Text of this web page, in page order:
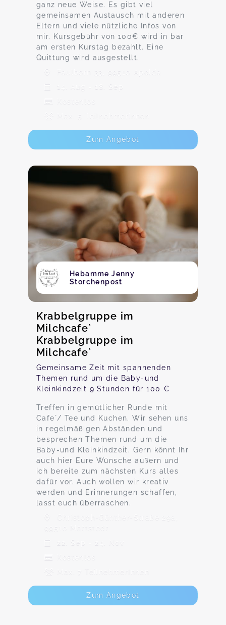
ganz neue Weise. Es gibt viel
gemeinsamen Austausch mit anderen
Eltern und viele nützliche Infos von
mir. Kursgebühr von 100€ wird in bar
am ersten Kurstag bezahlt. Eine
Quittung wird ausgestellt.
Faulborn 33, 99510 Apolda
14. Aug - 18. Sep
Max. 5 TeilnehmerInnen
Zum Angebot
Hebamme Jenny
Storchenpost
Krabbelgruppe im
Milchcafe`
Krabbelgruppe im
Milchcafe`
Gemeinsame Zeit mit spannenden
Themen rund um die Baby-und
Kleinkindzeit 9 Stunden für 100 €
Treffen in gemütlicher Runde mit
Cafe`/ Tee und Kuchen. Wir sehen uns
in regelmäßigen Abständen und
besprechen Themen rund um die
Baby-und Kleinkindzeit. Gern könnt Ihr
auch hier Eure Wünsche äußern und
ich bereite zum nächsten Kurs alles
dafür vor. Auch wollen wir kreativ
werden und Erinnerungen schaffen,
lasst euch überraschen.
Christoph-Günther-Straße 29a,
99510 Mattstedt
22. Sep - 24. Nov
Max. 7 TeilnehmerInnen
Zum Angebot